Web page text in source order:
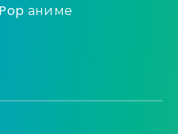
аниме